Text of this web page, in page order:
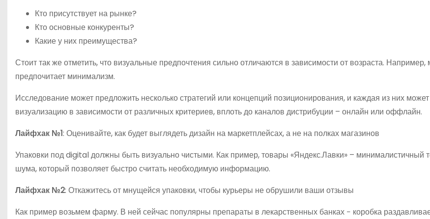
Кто присутствует на рынке?
Кто основные конкуренты?
Какие у них преимущества?
Стоит так же отметить, что визуальные предпочтения сильно отличаются в зависимости от возраста.
предпочитает минимализм.
Исследование может предложить несколько стратегий или концепций позиционирования, и каждая из них
визуализацию в зависимости от различных критериев, вплоть до каналов дистрибуции – онлайн или оффлайн.
Лайфхак №1: Оценивайте, как будет выглядеть дизайн на маркетплейсах, а не на полках магазинов
Упаковки под digital должны быть визуально чистыми. Как пример, товары «Яндекс.Лавки» – минималистичный
шума, который позволяет быстро считать необходимую информацию.
Лайфхак №2: Откажитесь от мнущейся упаковки, чтобы курьеры не обрушили ваши отзывы
Как пример возьмем фарму. В ней сейчас популярны препараты в лекарственных банках − коробка